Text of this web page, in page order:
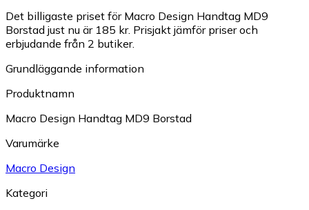
Det billigaste priset för Macro Design Handtag MD9
Borstad just nu är 185 kr. Prisjakt jämför priser och
erbjudande från 2 butiker.
Grundläggande information
Produktnamn
Macro Design Handtag MD9 Borstad
Varumärke
Macro Design
Kategori